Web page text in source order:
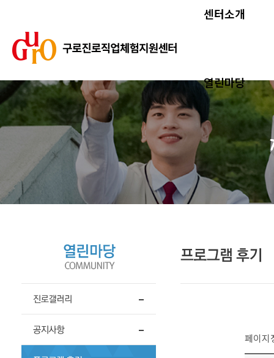
센터소개
열린마당
페이지